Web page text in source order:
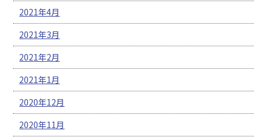
2021年4月
2021年3月
2021年2月
2021年1月
2020年12月
2020年11月